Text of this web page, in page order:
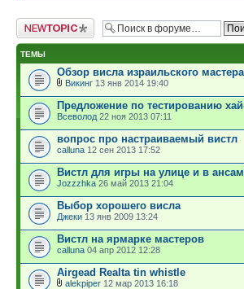
Новая тема
ТЕМЫ
Обзор висла израильского
Викинг 13 янв 2014 19:40
Предложение по тестированию
Всеволод 22 ноя 2013 07:11
вопрос про настраиваемый вистл
calluna 12 сен 2013 17:52
Вистл для игры на улице и в
Jozzzhka 26 май 2013 21:04
Выбор хорошего висла
Джеки 13 янв 2009 13:24
Вистл на ярмарке мастеров
calluna 04 апр 2012 12:28
Airgead Realta tin whistle
alekpiper 12 мар 2013 16:18